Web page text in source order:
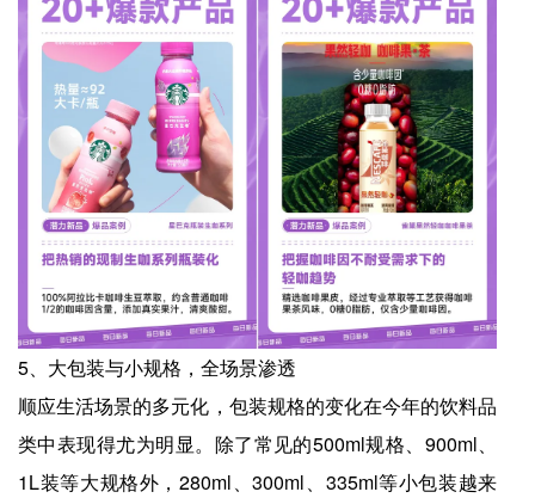
5、大包装与小规格，全场景渗透
顺应生活场景的多元化，包装规格的变化在今年的饮料品
类中表现得尤为明显。除了常见的500ml规格、900ml、
1L装等大规格外，280ml、300ml、335ml等小包装越来